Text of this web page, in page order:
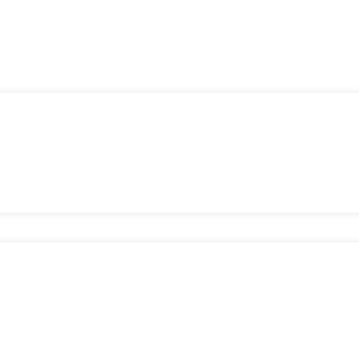
sans complications.
du marché.
des plateformes et des dApps.